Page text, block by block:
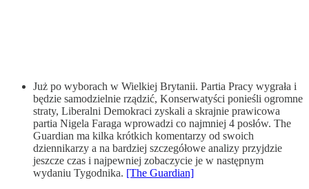
Już po wyborach w Wielkiej Brytanii. Partia Pracy wygrała i
będzie samodzielnie rządzić, Konserwatyści ponieśli ogromne
straty, Liberalni Demokraci zyskali a skrajnie prawicowa
partia Nigela Faraga wprowadzi co najmniej 4 posłów. The
Guardian ma kilka krótkich komentarzy od swoich
dziennikarzy a na bardziej szczegółowe analizy przyjdzie
jeszcze czas i najpewniej zobaczycie je w następnym
wydaniu Tygodnika. [The Guardian]